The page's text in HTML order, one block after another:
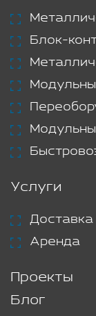
Блок-
Услуги
Доставка
Аренда
Проекты
Блог